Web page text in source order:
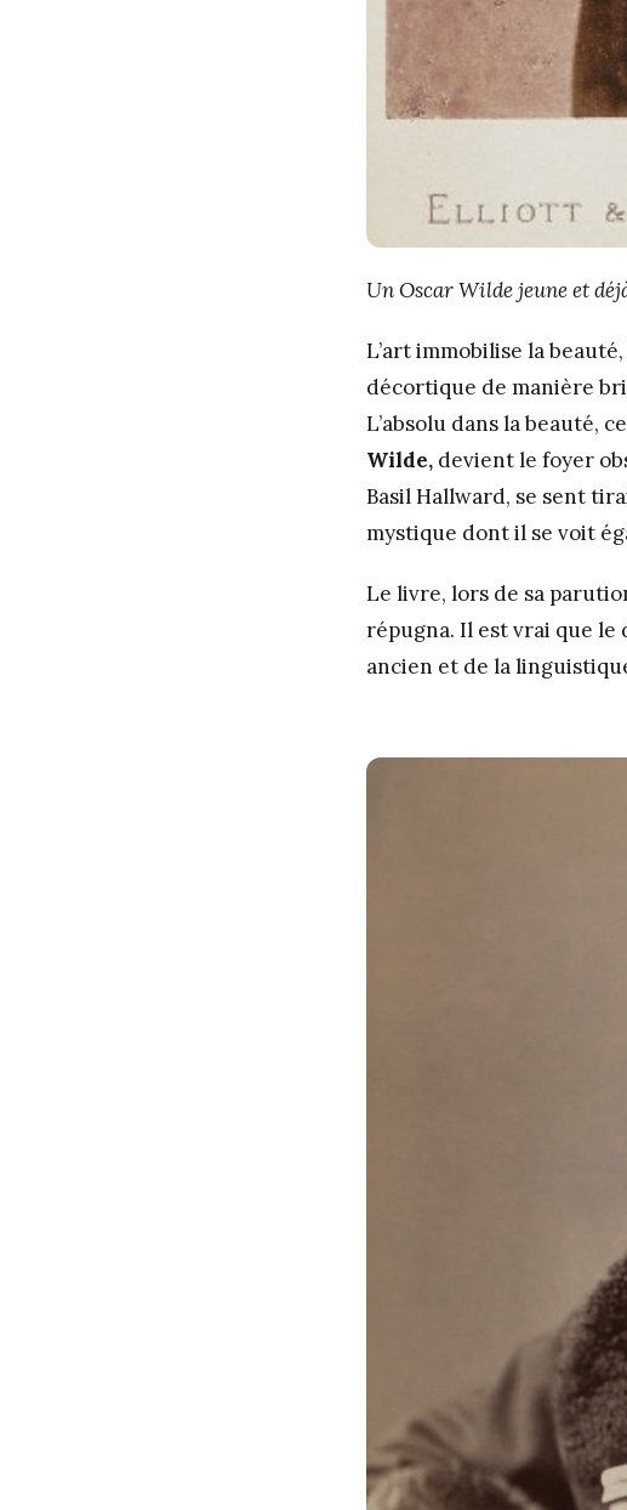
Un Oscar Wilde jeune et
L’art immobilise la
décortique de manière
L’absolu dans la beauté,
Wilde, devient le foyer
Basil Hallward, se sent
mystique dont il se voit
Le livre, lors de sa
répugna. Il est vrai que le
ancien et de la